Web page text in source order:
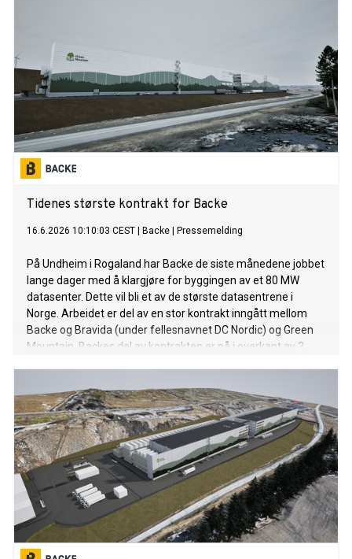
Tidenes største kontrakt for Backe
16.6.2026 10:10:03 CEST Backe Pressemelding
På Undheim i Rogaland har Backe de siste månedene jobbet
lange dager med å klargjøre for byggingen av et 80 MW
datasenter. Dette vil bli et av de største datasentrene i
Norge. Arbeidet er del av en stor kontrakt inngått mellom
Backe og Bravida (under fellesnavnet DC Nordic) og Green
Mountain. Backes del av kontrakten er på i overkant av 3